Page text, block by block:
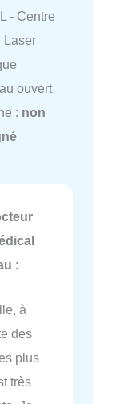
- Centre
Laser
ouvert
: non
:
à
des
plus
très